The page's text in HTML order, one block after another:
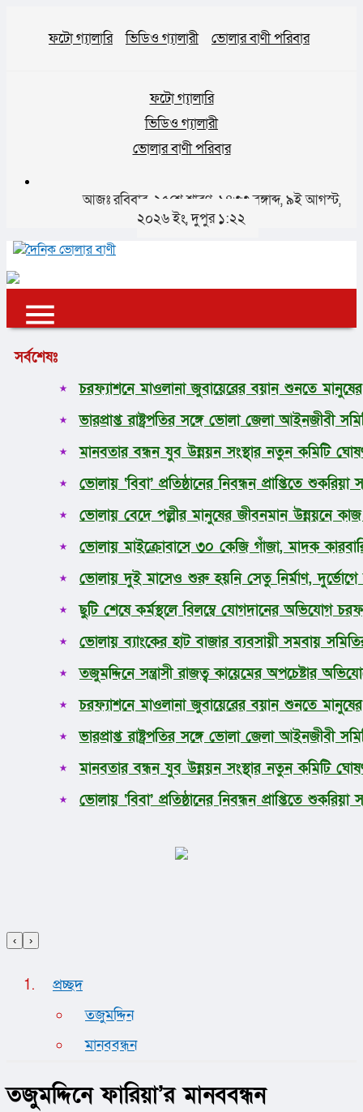
ফটো গ্যালারি ভিডিও গ্যালারী ভোলার বাণী পরিবার
ফটো গ্যালারি
ভিডিও গ্যালারী
ভোলার বাণী পরিবার
আজঃ রবিবার, ২৫শে শ্রাবণ, ১৪৩৩ বঙ্গাব্দ, ৯ই আগস্ট,
২০২৬ ইং, দুপুর ১:২২
✕✕
ভোলা
জাতীয়
অর্থনীতি
খেলাধুলা
সোশ্যাল মিডিয়া
আরও
সর্বশেষঃ
চরফ্যাশনে মাওলানা জুবায়েরের বয়ান শুনতে
ভারপ্রাপ্ত রাষ্ট্রপতির সঙ্গে ভোলা জেলা আইনজীবী
মানবতার বন্ধন যুব উন্নয়ন সংস্থার নতুন কমিটি
ভোলায় ‘বিবা’ প্রতিষ্ঠানের নিবন্ধন প্রাপ্তিতে
ভোলায় বেদে পল্লীর মানুষের জীবনমান উন্নয়নে
ভোলায় মাইক্রোবাসে ৩০ কেজি গাঁজা, মাদক
ভোলায় দুই মাসেও শুরু হয়নি সেতু নির্মাণ,
ছুটি শেষে কর্মস্থলে বিলম্বে যোগদানের অভিযোগ
ভোলায় ব্যাংকের হাট বাজার ব্যবসায়ী সমবায়
তজুমদ্দিনে সন্ত্রাসী রাজত্ব কায়েমের অপচেষ্টার
চরফ্যাশনে মাওলানা জুবায়েরের বয়ান শুনতে
ভারপ্রাপ্ত রাষ্ট্রপতির সঙ্গে ভোলা জেলা আইনজীবী
মানবতার বন্ধন যুব উন্নয়ন সংস্থার নতুন কমিটি
ভোলায় ‘বিবা’ প্রতিষ্ঠানের নিবন্ধন প্রাপ্তিতে
‹ ›
প্রচ্ছদ
তজুমদ্দিন
মানববন্ধন
তজুমদ্দিনে ফারিয়া’র মানববন্ধন